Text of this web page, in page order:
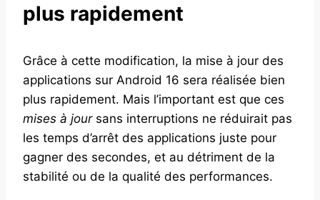
plus rapidement
Grâce à cette modification, la mise à jour des
applications sur Android 16 sera réalisée bien
plus rapidement. Mais l’important est que ces
mises à joursans interruptions ne réduirait pas
les temps d’arrêt des applications juste pour
gagner des secondes, et au détriment de la
stabilité ou de la qualité des performances.